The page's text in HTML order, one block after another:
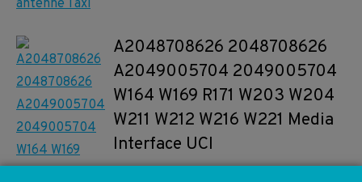
A2048708626 2048708626
A2049005704 2049005704
W164 W169 R171 W203 W204
W211 W212 W216 W221 Media
Interface UCI